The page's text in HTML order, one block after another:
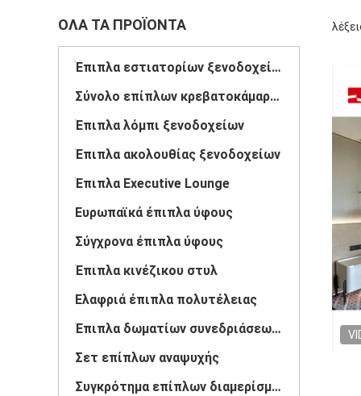
ΌΛΑ ΤΑ ΠΡΟΪΌΝΤΑ
Έπιπλα εστιατορίων ξενοδοχείων
Σύνολο επίπλων κρεβατοκάμαρων ξενοδοχείων
Έπιπλα λόμπι ξενοδοχείων
Έπιπλα ακολουθίας ξενοδοχείων
Έπιπλα Executive Lounge
Ευρωπαϊκά έπιπλα ύφους
Σύγχρονα έπιπλα ύφους
Έπιπλα κινέζικου στυλ
Ελαφριά έπιπλα πολυτέλειας
Έπιπλα δωματίων συνεδριάσεων ξενοδοχείων
Σετ επίπλων αναψυχής
Συγκρότημα επίπλων διαμερίσματος